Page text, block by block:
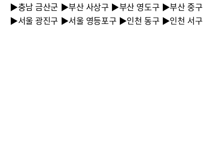
▶︎충남 금산군 ▶︎부산 사상구 ▶︎부산 영도구 ▶︎부산 중구
▶︎서울 광진구 ▶︎서울 영등포구 ▶︎인천 동구 ▶︎인천 서구